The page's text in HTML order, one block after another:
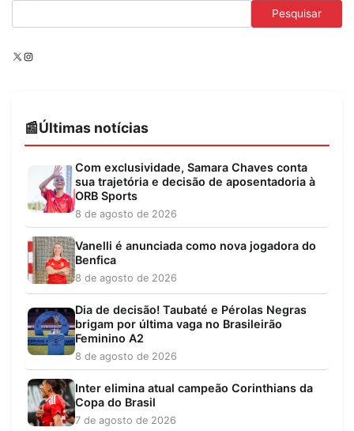
Pesquisar
X Instagram
Últimas notícias
Com exclusividade, Samara Chaves conta
sua trajetória e decisão de aposentadoria à
ORB Sports
8 de agosto de 2026
Vanelli é anunciada como nova jogadora do
Benfica
8 de agosto de 2026
Dia de decisão! Taubaté e Pérolas Negras
brigam por última vaga no Brasileirão
Feminino A2
8 de agosto de 2026
Inter elimina atual campeão Corinthians da
Copa do Brasil
7 de agosto de 2026